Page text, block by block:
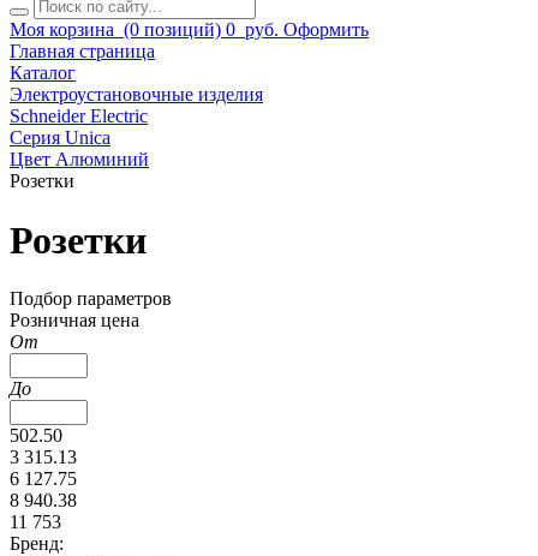
Моя корзина (0 позиций) 0 руб. Оформить
Главная страница
Каталог
Электроустановочные изделия
Schneider Electric
Серия Unica
Цвет Алюминий
Розетки
Розетки
Подбор параметров
Розничная цена
От
До
502.50
3 315.13
6 127.75
8 940.38
11 753
Бренд: